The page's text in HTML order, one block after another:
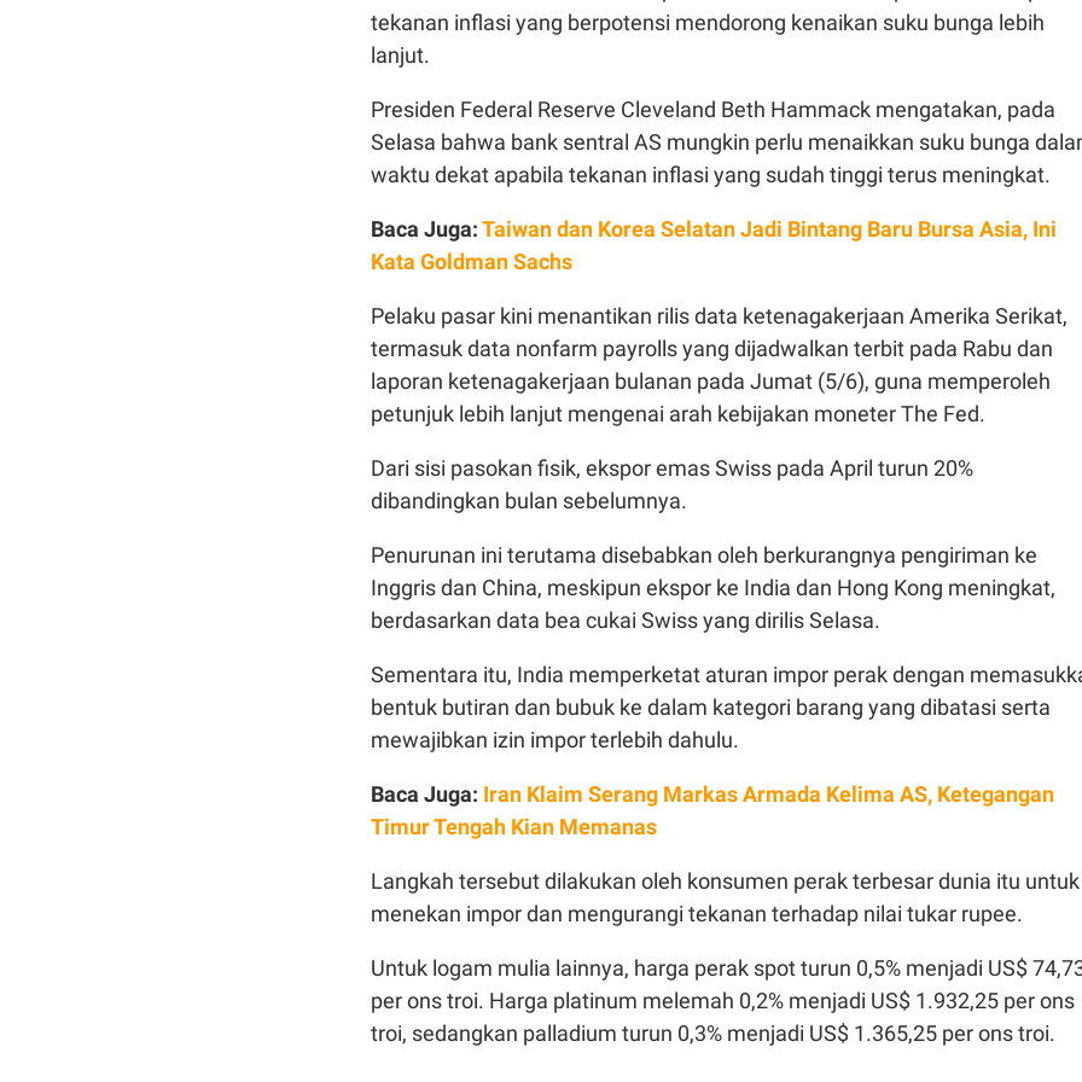
tekanan inflasi yang berpotensi mendorong kenaikan suku bunga lebih
lanjut.
Presiden Federal Reserve Cleveland Beth Hammack mengatakan, pada
Selasa bahwa bank sentral AS mungkin perlu menaikkan suku bunga
waktu dekat apabila tekanan inflasi yang sudah tinggi terus meningkat.
Baca Juga:Taiwan dan Korea Selatan Jadi Bintang Baru Bursa Asia, Ini
Kata Goldman Sachs
Pelaku pasar kini menantikan rilis data ketenagakerjaan Amerika Serikat,
termasuk data nonfarm payrolls yang dijadwalkan terbit pada Rabu dan
laporan ketenagakerjaan bulanan pada Jumat (5/6), guna memperoleh
petunjuk lebih lanjut mengenai arah kebijakan moneter The Fed.
Dari sisi pasokan fisik, ekspor emas Swiss pada April turun 20%
dibandingkan bulan sebelumnya.
Penurunan ini terutama disebabkan oleh berkurangnya pengiriman ke
Inggris dan China, meskipun ekspor ke India dan Hong Kong meningkat,
berdasarkan data bea cukai Swiss yang dirilis Selasa.
Sementara itu, India memperketat aturan impor perak dengan
bentuk butiran dan bubuk ke dalam kategori barang yang dibatasi serta
mewajibkan izin impor terlebih dahulu.
Baca Juga: Iran Klaim Serang Markas Armada Kelima AS, Ketegangan
Timur Tengah Kian Memanas
Langkah tersebut dilakukan oleh konsumen perak terbesar dunia itu untuk
menekan impor dan mengurangi tekanan terhadap nilai tukar rupee.
Untuk logam mulia lainnya, harga perak spot turun 0,5% menjadi US$
per ons troi. Harga platinum melemah 0,2% menjadi US$ 1.932,25 per ons
troi, sedangkan palladium turun 0,3% menjadi US$ 1.365,25 per ons troi.